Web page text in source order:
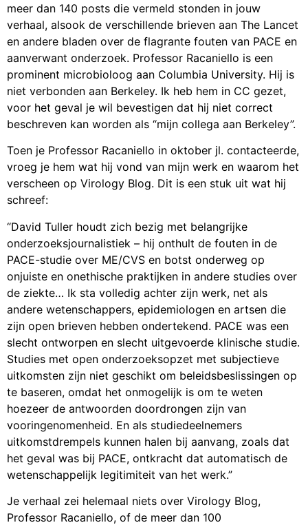
meer dan 140 posts die vermeld stonden in jouw
verhaal, alsook de verschillende brieven aan The Lancet
en andere bladen over de flagrante fouten van PACE en
aanverwant onderzoek. Professor Racaniello is een
prominent microbioloog aan Columbia University. Hij is
niet verbonden aan Berkeley. Ik heb hem in CC gezet,
voor het geval je wil bevestigen dat hij niet correct
beschreven kan worden als “mijn collega aan Berkeley”.
Toen je Professor Racaniello in oktober jl. contacteerde,
vroeg je hem wat hij vond van mijn werk en waarom het
verscheen op Virology Blog. Dit is een stuk uit wat hij
schreef:
“David Tuller houdt zich bezig met belangrijke
onderzoeksjournalistiek – hij onthult de fouten in de
PACE-studie over ME/CVS en botst onderweg op
onjuiste en onethische praktijken in andere studies over
de ziekte… Ik sta volledig achter zijn werk, net als
andere wetenschappers, epidemiologen en artsen die
zijn open brieven hebben ondertekend. PACE was een
slecht ontworpen en slecht uitgevoerde klinische studie.
Studies met open onderzoeksopzet met subjectieve
uitkomsten zijn niet geschikt om beleidsbeslissingen op
te baseren, omdat het onmogelijk is om te weten
hoezeer de antwoorden doordrongen zijn van
vooringenomenheid. En als studiedeelnemers
uitkomstdrempels kunnen halen bij aanvang, zoals dat
het geval was bij PACE, ontkracht dat automatisch de
wetenschappelijk legitimiteit van het werk.”
Je verhaal zei helemaal niets over Virology Blog,
Professor Racaniello, of de meer dan 100